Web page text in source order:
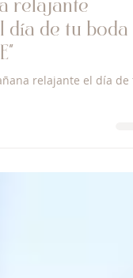
min de lectura
relajante
día de tu boda